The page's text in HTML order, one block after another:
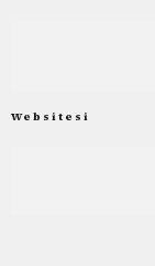
Websitesi